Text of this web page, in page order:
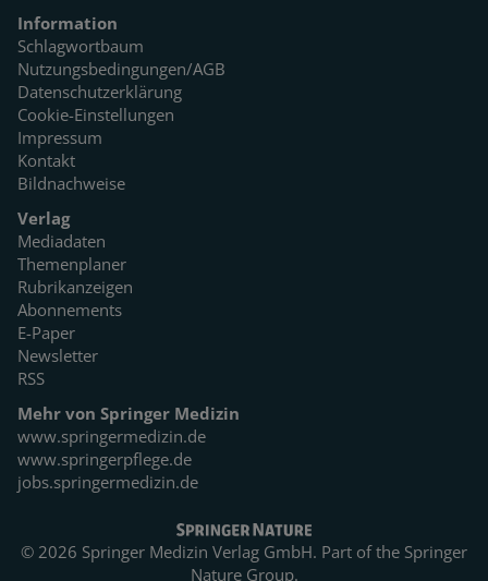
Information
Schlagwortbaum
Nutzungsbedingungen/AGB
Datenschutzerklärung
Cookie-Einstellungen
Impressum
Kontakt
Bildnachweise
Verlag
Mediadaten
Themenplaner
Rubrikanzeigen
Abonnements
E-Paper
Newsletter
RSS
Mehr von Springer Medizin
www.springermedizin.de
www.springerpflege.de
jobs.springermedizin.de
© 2026 Springer Medizin Verlag GmbH. Part of the Springer
Nature Group.